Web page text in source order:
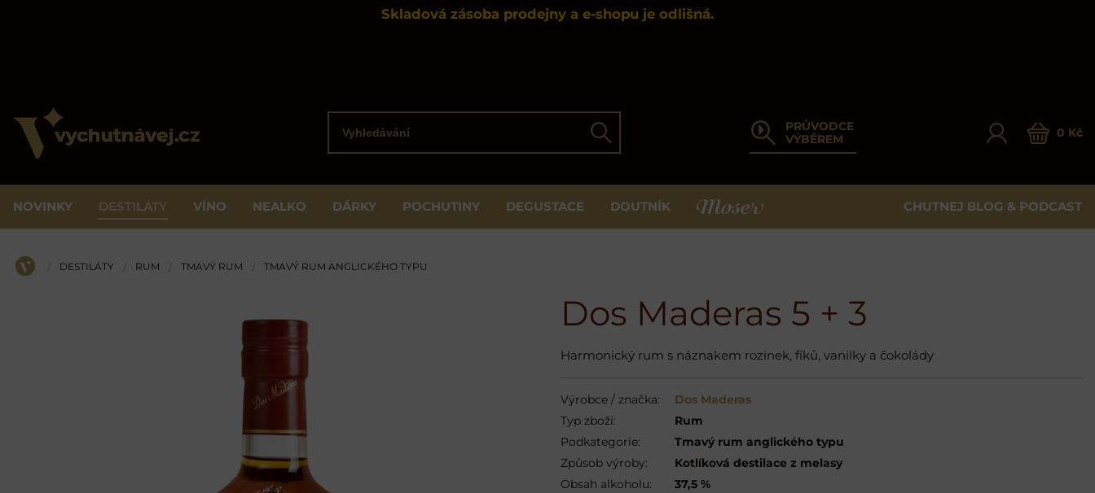
Skladová zásoba prodejny a e-shopu je odlišná.
Hledat
PRŮVODCE
VÝBĚREM
0 Kč
NOVINKY DESTILÁTY VÍNO NEALKO DÁRKY POCHUTINY DEGUSTACE DOUTNÍK
MOSER
CHUTNEJ BLOG & PODCAST
ÚVOD
/ DESTILÁTY / RUM / TMAVÝ RUM / TMAVÝ RUM ANGLICKÉHO TYPU
Dos Maderas 5 + 3
Harmonický rum s náznakem rozinek, fíků, vanilky a čokolády
Výrobce / značka:
Dos Maderas
Typ zboží:
Rum
Podkategorie:
Tmavý rum anglického typu
Způsob výroby:
Kotlíková destilace z melasy
Obsah alkoholu:
37,5 %